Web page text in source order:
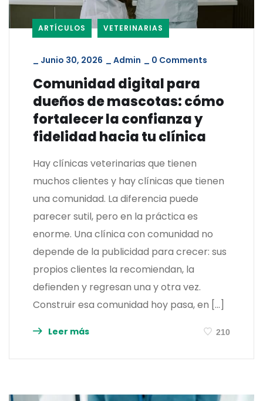
ARTÍCULOS VETERINARIAS
Junio 30, 2026 Admin 0 Comments
Comunidad digital para
dueños de mascotas: cómo
fortalecer la confianza y
fidelidad hacia tu clínica
Hay clínicas veterinarias que tienen
muchos clientes y hay clínicas que tienen
una comunidad. La diferencia puede
parecer sutil, pero en la práctica es
enorme. Una clínica con comunidad no
depende de la publicidad para crecer: sus
propios clientes la recomiendan, la
defienden y regresan una y otra vez.
Construir esa comunidad hoy pasa, en […]
Leer más 210